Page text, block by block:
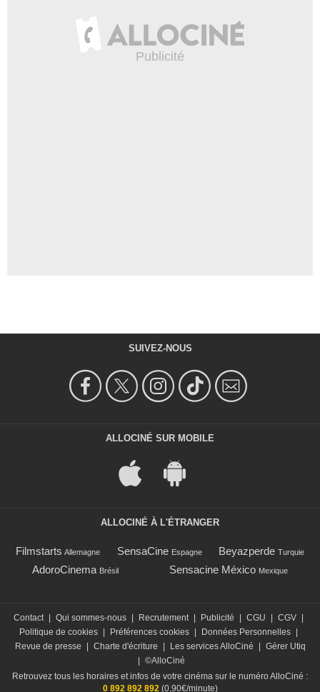
SUIVEZ-NOUS
ALLOCINÉ SUR MOBILE
ALLOCINÉ À L'ÉTRANGER
Filmstarts Allemagne SensaCine Espagne Beyazperde Turquie
AdoroCinema Brésil Sensacine México Mexique
Contact Qui sommes-nous Recrutement Publicité CGU CGV
Politique de cookies
Préférences cookies Données Personnelles
Revue de presse
Charte d'écriture Les services AlloCiné
Gérer Utiq
©AlloCiné
Retrouvez tous les horaires et infos de votre cinéma sur le numéro AlloCiné :
0 892 892 892(0,90€/minute)